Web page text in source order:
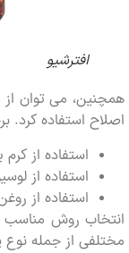
افترشیو
می توان از
استفاده کرد. برخی
استفاده از کرم یا
استفاده از
استفاده از روغن
روش مناسب برای
از جمله نوع